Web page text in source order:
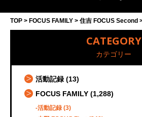
TOP FOCUS FAMILY 住吉 FOCUS Second
CATEGORY
カテゴリー
活動記録 (13)
FOCUS FAMILY (1,288)
活動記録 (3)